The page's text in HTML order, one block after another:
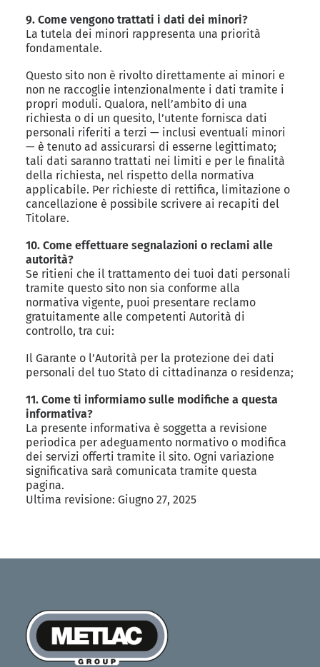
9. Come vengono trattati i dati dei minori?
La tutela dei minori rappresenta una priorità
fondamentale.
Questo sito non è rivolto direttamente ai minori e
non ne raccoglie intenzionalmente i dati tramite i
propri moduli. Qualora, nell’ambito di una
richiesta o di un quesito, l’utente fornisca dati
personali riferiti a terzi — inclusi eventuali minori
— è tenuto ad assicurarsi di esserne legittimato;
tali dati saranno trattati nei limiti e per le finalità
della richiesta, nel rispetto della normativa
applicabile. Per richieste di rettifica, limitazione o
cancellazione è possibile scrivere ai recapiti del
Titolare.
10. Come effettuare segnalazioni o reclami alle
autorità?
Se ritieni che il trattamento dei tuoi dati personali
tramite questo sito non sia conforme alla
normativa vigente, puoi presentare reclamo
gratuitamente alle competenti Autorità di
controllo, tra cui:
Il Garante o l’Autorità per la protezione dei dati
personali del tuo Stato di cittadinanza o residenza;
11. Come ti informiamo sulle modifiche a questa
informativa?
La presente informativa è soggetta a revisione
periodica per adeguamento normativo o modifica
dei servizi offerti tramite il sito. Ogni variazione
significativa sarà comunicata tramite questa
pagina.
Ultima revisione: Giugno 27, 2025